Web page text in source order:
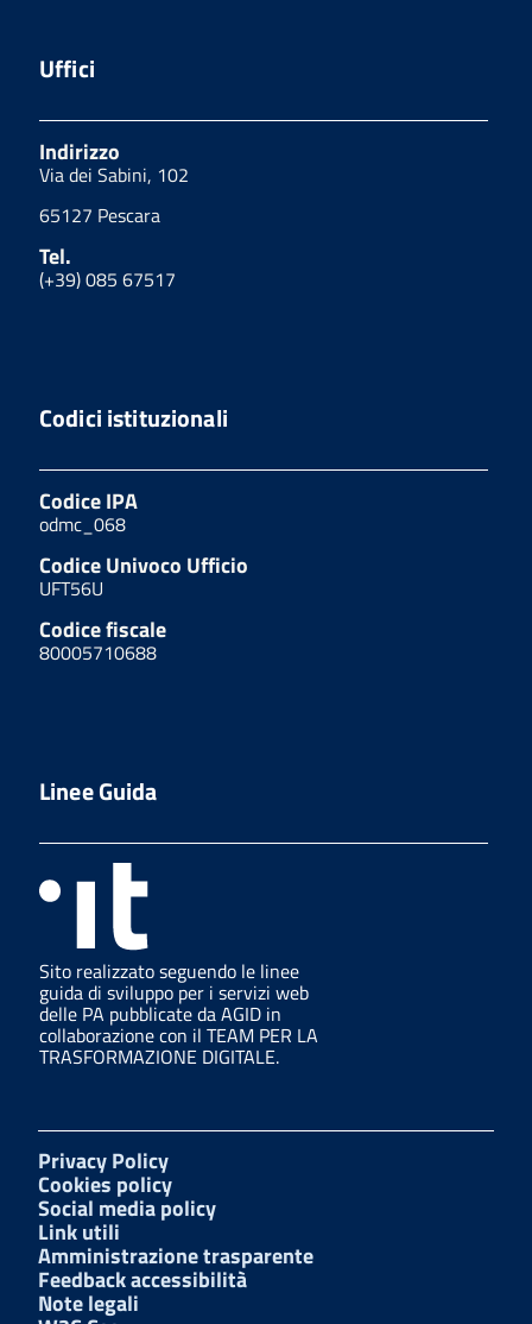
Uffici
Indirizzo
Via dei Sabini, 102
65127 Pescara
Tel.
(+39) 085 67517
Codici istituzionali
Codice IPA
odmc_068
Codice Univoco Ufficio
UFT56U
Codice fiscale
80005710688
Linee Guida
Sito realizzato seguendo le linee
guida di sviluppo per i servizi web
delle PA pubblicate da AGID in
collaborazione con il TEAM PER LA
TRASFORMAZIONE DIGITALE.
Privacy Policy
Cookies policy
Social media policy
Link utili
Amministrazione trasparente
Feedback accessibilità
Note legali